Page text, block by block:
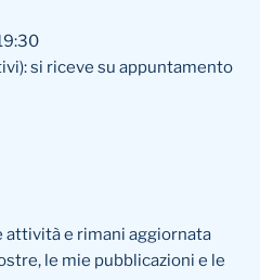
si riceve su appuntamento
attività e rimani aggiornata
le mie pubblicazioni e le